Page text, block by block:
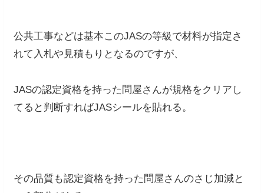
公共工事などは基本このJASの等級で材料が指定さ
れて入札や見積もりとなるのですが、
JASの認定資格を持った問屋さんが規格をクリアし
てると判断すればJASシールを貼れる。
その品質も認定資格を持った問屋さんのさじ加減と